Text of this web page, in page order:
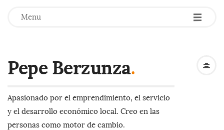
Menu -
-
-
Pepe Berzunza.
Apasionado por el emprendimiento, el servicio
y el desarrollo económico local. Creo en las
personas como motor de cambio.